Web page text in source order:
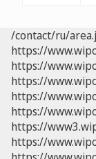
/contact/ru/
https://
https://
https://
https://
https://
https://
https://